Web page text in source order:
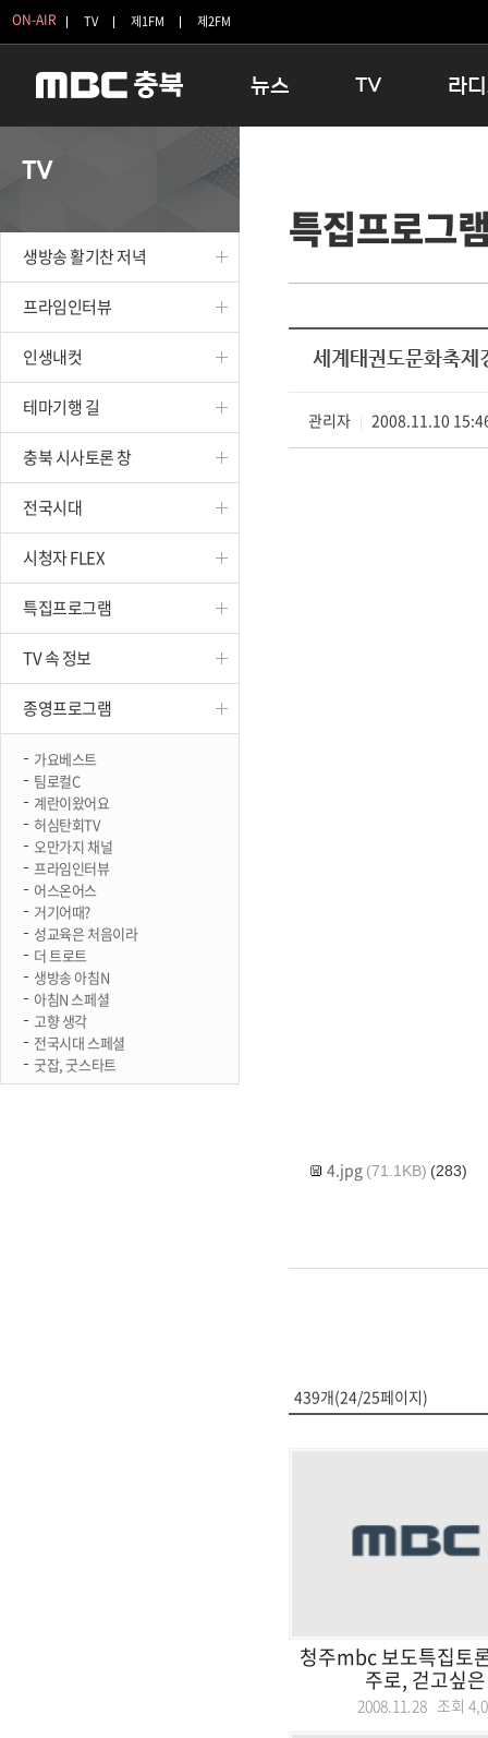
ON-AIR TV 제1FM 제2FM
뉴스
보은
옥천
TV
인생내컷
테마기행 길
시청자 FLEX
특집프로그램
종영프로그램
라
16:00 완
우리 고
TV
생방송 활기찬 저녁
프라임인터뷰
인생내컷
테마기행 길
충북 시사토론 창
전국시대
시청자 FLEX
특집프로그램
TV 속 정보
종영프로그램
가요베스트
팀로컬C
계란이왔어요
허심탄회TV
오만가지 채널
프라임인터뷰
어스온어스
거기어때?
성교육은 처음이라
더 트로트
생방송 아침N
아침N 스페셜
고향 생각
전국시대 스페셜
굿잡, 굿스타트
특집프로그
세계태권도문화축제
관리자 2008.11.10
4.jpg (71.1KB) (283)
439개(24/25페이지)
청주mbc 보도특집토
주로, 걷고싶
2008.11.28 조회